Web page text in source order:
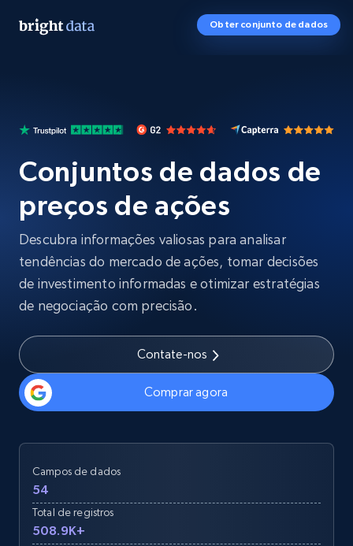
Obter conjunto de dados
Conjuntos de dados de
preços de ações
Descubra informações valiosas para analisar
tendências do mercado de ações, tomar decisões
de investimento informadas e otimizar estratégias
de negociação com precisão.
Contate-nos
Comprar agora
Campos de dados
54
Total de registros
508.9K+